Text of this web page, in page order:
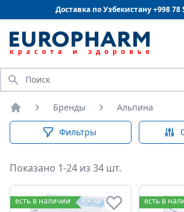
Доставка по Узбекистану +99878
Искать
Главная
Бренды Альпина
Фильтры
Показано 1-24 из 34 шт.
есть в наличии есть в